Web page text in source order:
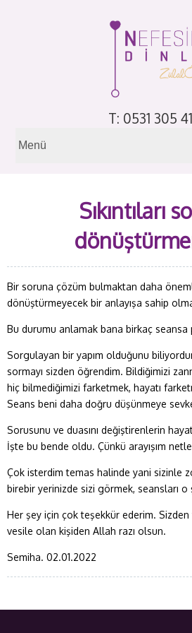
T: 0531 305
Sıkıntıları
Bir soruna çözüm bulmaktan daha
dönüştürmeyecek bir anlayışa sahip
Bu durumu anlamak bana birkaç seansa
Sorgulayan bir yapım olduğunu
sormayı sizden öğrendim. Bildiğimizi
hiç bilmediğimizi farketmek, hayatı
Seans beni daha doğru düşünmeye
Sorusunu ve duasını değiştirenlerin
İşte bu bende oldu. Çünkü arayışım
Çok isterdim temas halinde yani sizinle
birebir yerinizde sizi görmek, seansları o
Her şey için çok teşekkür ederim. Sizden
vesile olan kişiden Allah razı olsun.
Semiha. 02.01.2022